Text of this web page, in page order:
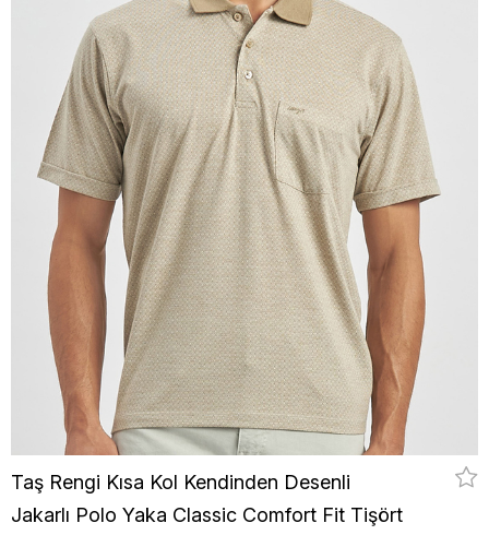
Taş Rengi Kısa Kol Kendinden Desenli
Jakarlı Polo Yaka Classic Comfort Fit Tişört